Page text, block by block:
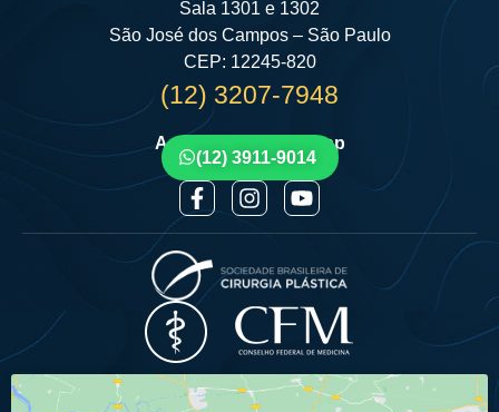
Sala 1301 e 1302
São José dos Campos – São Paulo
CEP: 12245-820
(12) 3207-7948
Agende por Whatsapp
(12) 3911-9014